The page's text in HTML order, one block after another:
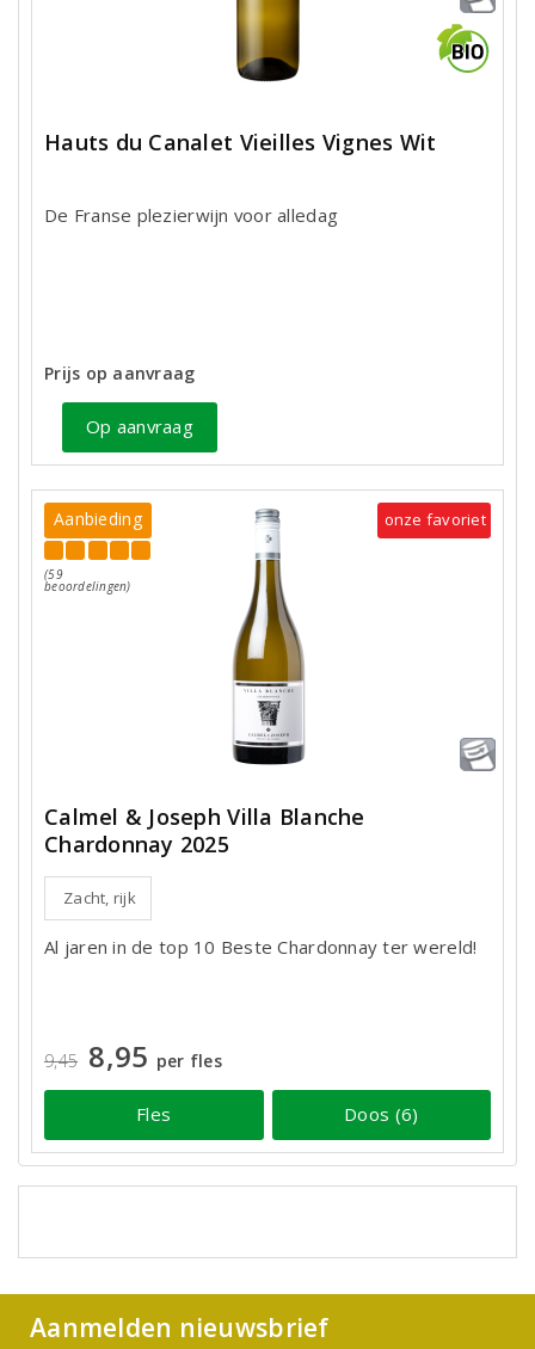
Hauts du Canalet Vieilles Vignes Wit
De Franse plezierwijn voor alledag
Prijs op aanvraag
Op aanvraag
Aanbieding
(59
beoordelingen)
onze favoriet
Calmel & Joseph Villa Blanche
Chardonnay 2025
Zacht, rijk
Al jaren in de top 10 Beste Chardonnay ter wereld!
9,45 8,95 per fles
Fles Doos (6)
Aanmelden nieuwsbrief